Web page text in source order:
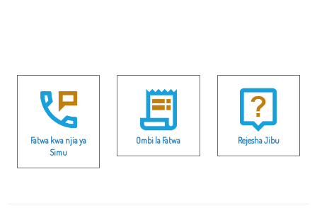
Fatwa kwa njia ya
Simu
Ombi la Fatwa Rejesha Jibu